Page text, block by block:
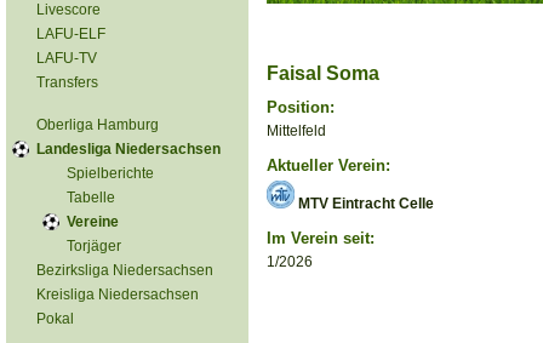
Livescore
LAFU-ELF
LAFU-TV
Transfers
Oberliga Hamburg
Landesliga Niedersachsen
Spielberichte
Tabelle
Vereine
Torjäger
Bezirksliga Niedersachsen
Kreisliga Niedersachsen
Pokal
Faisal Soma
Position:
Mittelfeld
Aktueller Verein:
MTV Eintracht Celle
Im Verein seit:
1/2026